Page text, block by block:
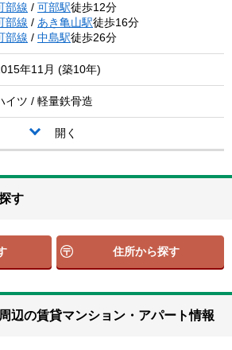
部線 / 可部駅徒歩12分
部線 / あき亀山駅徒歩16分
部線 / 中島駅徒歩26分
年11月 (築10年)
イツ / 軽量鉄骨造
開く
す
住所から探す
辺の賃貸マンション・アパート情報